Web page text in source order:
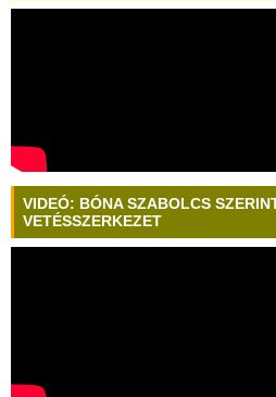
VIDEÓ: BÓNA SZABOLCS
VETÉSSZERKEZET